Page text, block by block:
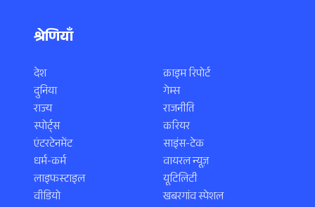
श्रेणियाँ
देश
दुनिया
राज्य
स्पोर्ट्स
एंटरटेनमेंट
धर्म-कर्म
लाइफस्टाइल
वीडियो
क्राइम रिपोर्ट
गेम्स
राजनीति
करियर
साइंस-टेक
वायरल न्यूज़
यूटिलिटी
खबरगांव स्पेशल